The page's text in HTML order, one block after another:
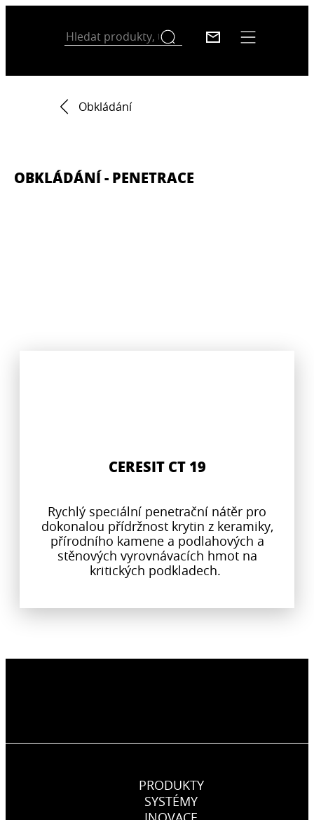
Obkládání
OBKLÁDÁNÍ - PENETRACE
CERESIT CT 19
Rychlý speciální penetrační nátěr pro
dokonalou přídržnost krytin z keramiky,
přírodního kamene a podlahových a
stěnových vyrovnávacích hmot na
kritických podkladech.
PRODUKTY
SYSTÉMY